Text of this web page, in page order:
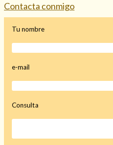
Tu consulta al tarot
Alejamiento
Amarres(145)
Cartomancia(117)
Cómo recuperar a mi ex
Infidelidad(104)
Contacta conmigo
Tu nombre
e-mail
Consulta